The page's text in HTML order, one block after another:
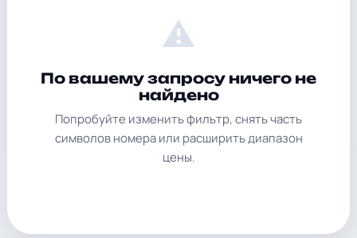
⚠
По вашему запросу ничего не
найдено
Попробуйте изменить фильтр, снять часть
символов номера или расширить диапазон
цены.